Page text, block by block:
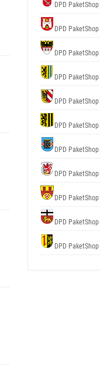
DPD PaketShop
DPD PaketShop
DPD PaketShop
DPD PaketShop
DPD PaketShop
DPD PaketShop
DPD PaketShop
DPD PaketShop
DPD PaketShop
DPD PaketShop
DPD PaketShop